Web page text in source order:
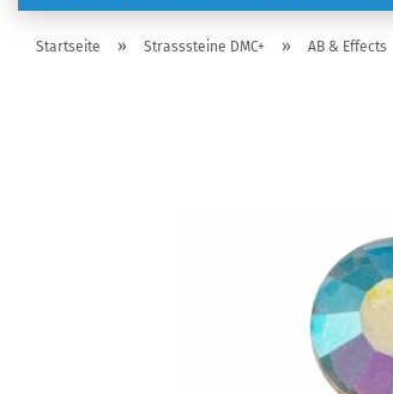
NÄHZUBEHÖR RSG KAPPEN
Startseite » Strasssteine DMC+ » AB & Effects